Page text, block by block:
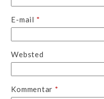
E-mail *
Websted
Kommentar *